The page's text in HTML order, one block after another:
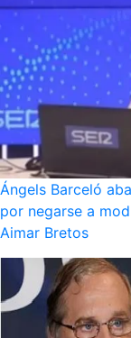
Ángels Barceló
por negarse a
Aimar Bretos